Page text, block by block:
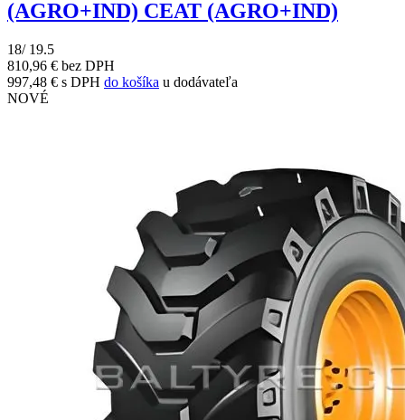
(AGRO+IND) CEAT (AGRO+IND)
18/ 19.5
810,96 € bez DPH
997,48 € s DPH do košíka u dodávateľa
NOVÉ